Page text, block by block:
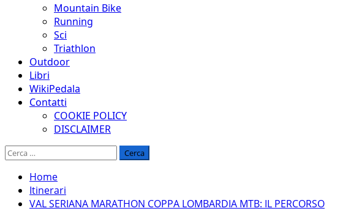
Mountain Bike
Running
Sci
Triathlon
Outdoor
Libri
WikiPedala
Contatti
COOKIE POLICY
DISCLAIMER
Ricerca
Home
Itinerari
VAL SERIANA MARATHON COPPA LOMBARDIA MTB: IL PERCORSO